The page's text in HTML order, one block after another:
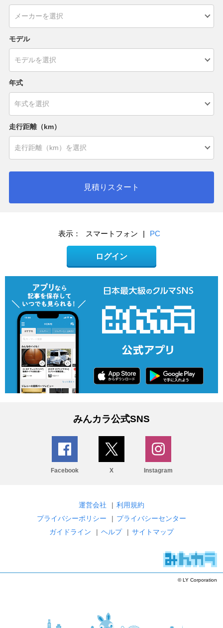
モデル
年式
走行距離（km）
見積りスタート
表示： スマートフォン | PC
ログイン
みんカラ公式SNS
Facebook X Instagram
運営会社 | 利用規約
プライバシーポリシー
| プライバシーセンター
ガイドライン
| ヘルプ | サイトマップ
© LY Corporation